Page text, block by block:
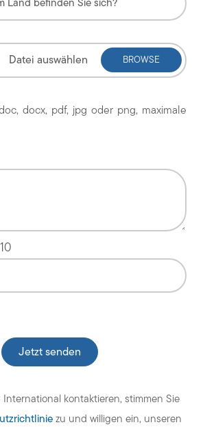
Datei auswählen
docx, pdf, jpg oder png, maximale
International kontaktieren, stimmen Sie
zu und willigen ein, unseren